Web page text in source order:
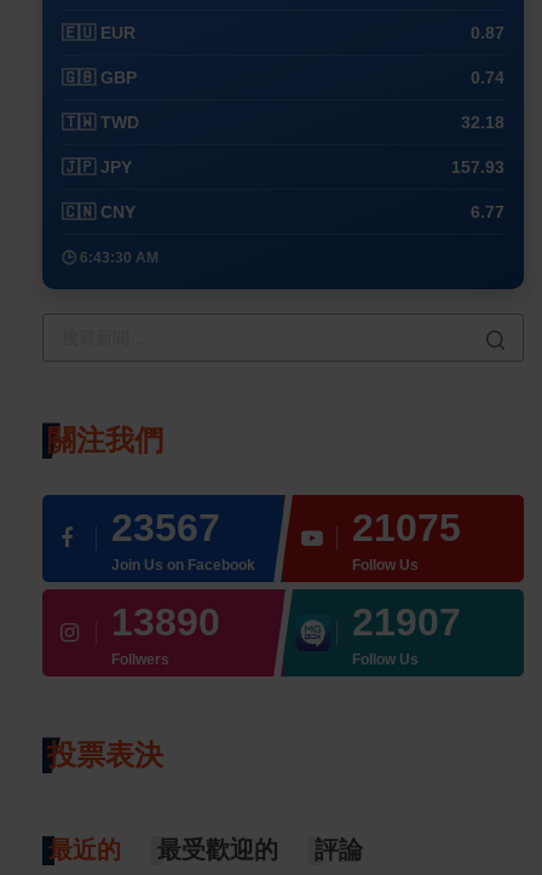
🇪🇺 EUR 0.87
🇬🇧 GBP 0.74
🇹🇼 TWD 32.18
🇯🇵 JPY 157.93
🇨🇳 CNY 6.77
🕒 6:43:30 AM
關注我們
23567
Join Us on Facebook
21075
Follow Us
13890
Follwers
21907
Follow Us
投票表決
最近的 最受歡迎的 評論